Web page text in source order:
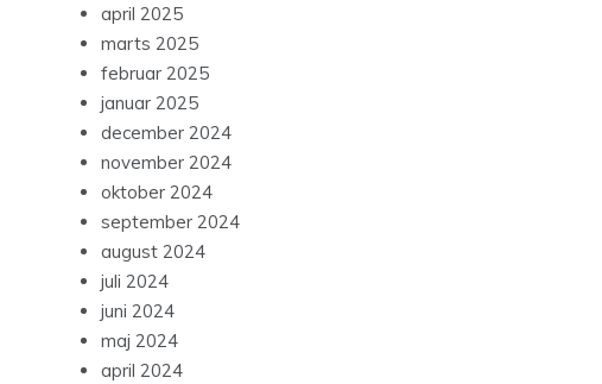
april 2025
marts 2025
februar 2025
januar 2025
december 2024
november 2024
oktober 2024
september 2024
august 2024
juli 2024
juni 2024
maj 2024
april 2024